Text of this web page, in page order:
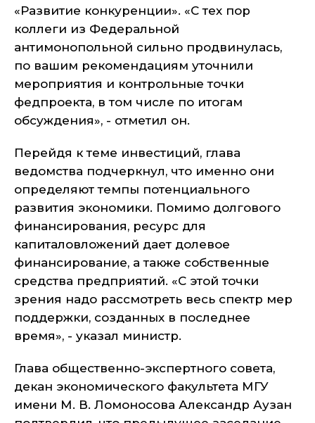
«Развитие конкуренции». «С тех пор
коллеги из Федеральной
антимонопольной сильно продвинулась,
по вашим рекомендациям уточнили
мероприятия и контрольные точки
федпроекта, в том числе по итогам
обсуждения», - отметил он.
Перейдя к теме инвестиций, глава
ведомства подчеркнул, что именно они
определяют темпы потенциального
развития экономики. Помимо долгового
финансирования, ресурс для
капиталовложений дает долевое
финансирование, а также собственные
средства предприятий. «С этой точки
зрения надо рассмотреть весь спектр мер
поддержки, созданных в последнее
время», - указал министр.
Глава общественно-экспертного совета,
декан экономического факультета МГУ
имени М. В. Ломоносова Александр Аузан